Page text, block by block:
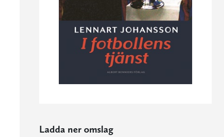
Ladda ner omslag